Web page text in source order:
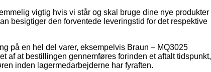
vigtig hvis vi står og skal bruge dine nye produkter
besigtiger den forventede leveringstid for det respektive
på en hel del varer, eksempelvis Braun – MQ3025
af at bestillingen gennemføres forinden et aftalt tidspunkt,
inden lagermedarbejderne har fyraften.